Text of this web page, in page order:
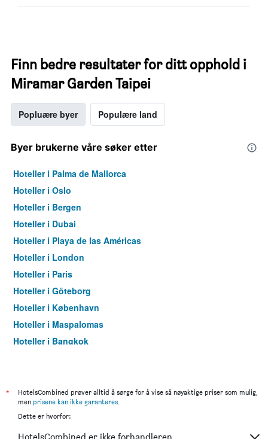
Finn bedre resultater for ditt opphold i
Miramar Garden Taipei
Popluære byer Populære land
Byer brukerne våre søker etter
Hoteller i Palma de Mallorca
Hoteller i Oslo
Hoteller i Bergen
Hoteller i Dubai
Hoteller i Playa de las Américas
Hoteller i London
Hoteller i Paris
Hoteller i Göteborg
Hoteller i København
Hoteller i Maspalomas
Hoteller i Bangkok
*
HotelsCombined prøver alltid å sørge for å vise så nøyaktige priser som mulig,
men prisene kan ikke garanteres.
Dette er hvorfor:
HotelsCombined er ikke forhandleren